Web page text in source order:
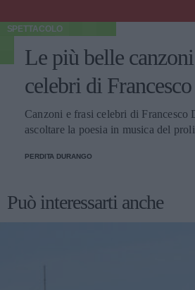
SPETTACOLO
Le più belle
celebri di
Canzoni e frasi celebri di Francesco
ascoltare la poesia in musica del
PERDITA DURANGO
Può interessarti anche